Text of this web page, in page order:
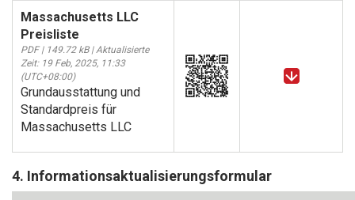
Massachusetts LLC
Preisliste
PDF | 149.72 kB | Aktualisierte
Zeit: 19 Feb, 2025, 11:33
(UTC+08:00)
Grundausstattung und
Standardpreis für
Massachusetts LLC
4. Informationsaktualisierungsformular